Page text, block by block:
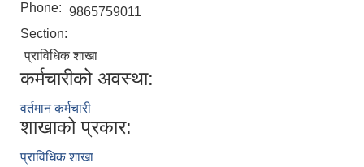
Phone: 9865759011
Section:
प्राविधिक शाखा
कर्मचारीको अवस्था:
वर्तमान कर्मचारी
शाखाको प्रकार:
प्राविधिक शाखा